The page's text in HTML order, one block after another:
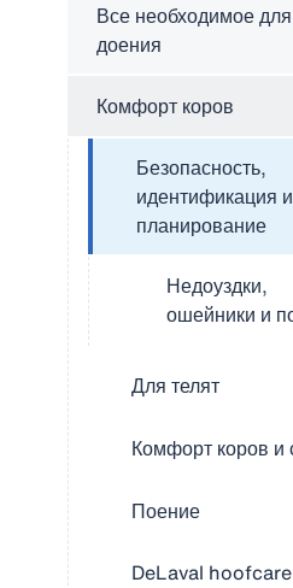
Все необходимое для
доения
Комфорт коров
Безопасность,
идентификация и
планирование
Недоуздки,
ошейники и
Для телят
Комфорт коров и
Поение
DeLaval hoofcare